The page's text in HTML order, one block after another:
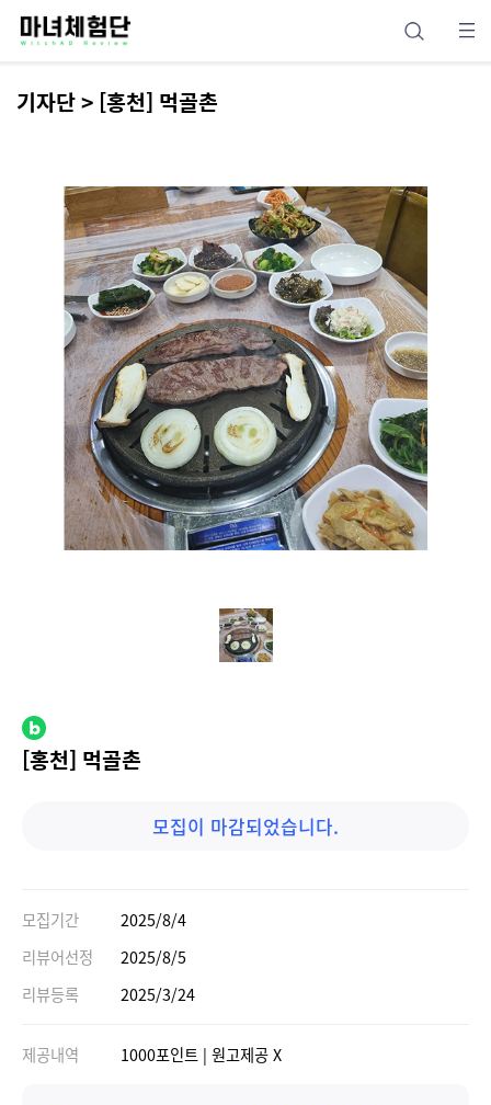
기자단 > [홍천] 먹골촌
[홍천] 먹골촌
모집이 마감되었습니다.
모집기간
2025/8/4
리뷰어선정
2025/8/5
리뷰등록
2025/3/24
제공내역 1000포인트 | 원고제공 X